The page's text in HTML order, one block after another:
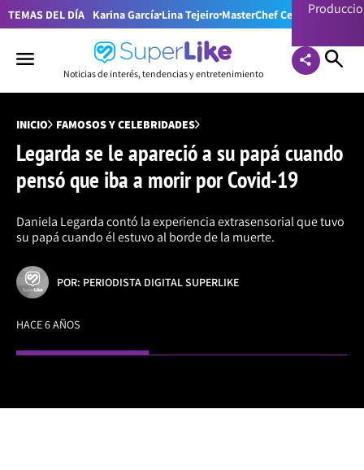
TEMAS DEL DÍA Karina García Lina Tejeiro MasterChef Celebrity
Noticias de interés, tendencias y entretenimiento
INICIO FAMOSOS Y CELEBRIDADES
Legarda se le apareció a su papá cuando
pensó que iba a morir por Covid-19
Daniela Legarda contó la experiencia extrasensorial que tuvo
su papá cuando él estuvo al borde de la muerte.
POR: PERIODISTA DIGITAL SUPERLIKE
HACE 6 AÑOS